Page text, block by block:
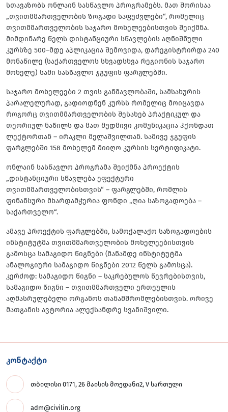
სთავაზობს ონლაინ სასწავლო პროგრამებს. მათ შორისაა
„თვითმმართველობის ზოგადი საფუძვლები“, რომელიც
თვითმმართველობის საჯარო მოხელეებისთვის შეიქმნა.
მიმდინარე წელს დისტანციური სწავლების აღნიშნული
კურსზე 500–მდე აპლიკაცია შემოვიდა, დარეგისტრირდა 240
მონაწილე (საქართველოს სხვადსხვა რეგიონის საჯარო
მოხელე) სამი სასწავლო ჯგუფის ფარგლებში.
საჯარო მოხელეები 2 თვის განმავლობაში, სამსახურის
პარალელურად, გადიოდნენ კურსს რომელიც მოიცავდა
როგორც თვითმმართველობის შესახებ პრაქტიკულ და
თეორიულ ნაწილს და მათ მუდმივი კომუნიკაცია ჰქონდათ
ლექტორთან – ირაკლი მელაშვილთან. სამივე ჯგუფის
ფარგლებში 158 მოხელემ მიიღო კურსის სერტიფიკატი.
ონლაინ სასწავლო პროგრამა შეიქმნა პროექტის
„დისტანციური სწავლება ეფექტური
თვითმმართველობისთვის“ – ფარგლებში, რომლის
ფინანსური მხარდამჭერია ფონდი „ღია საზოგადოება –
საქართველო“.
ამავე პროექტის ფარგლებში, სამოქალაქო საზოგადოების
ინსტიტუტმა თვითმმართველობის მოხელეებისთვის
გამოსცა სამაგიდო წიგნები (მანამდე ინსტიტუტმა
ანალოგიური სამაგიდო წიგნები 2012 წელს გამოსცა).
კერძოდ: სამაგიდო წიგნი – საკრებულოს წევრებისთვის,
სამაგიდო წიგნი – თვითმმართველი ერთეულის
აღმასრულებელი ორგანოს თანამშრომლებისთვის. ორივე
მათგანის ავტორია ალექსანდრე სვანიშვილი.
კონტაქტი
თბილისი 0171, 26 მაისის მოედანი2, V სართული
adm@civilin.org